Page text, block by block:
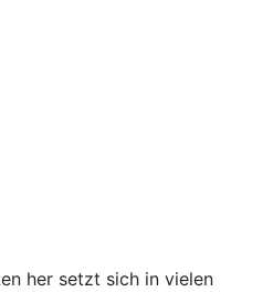
her setzt sich in vielen